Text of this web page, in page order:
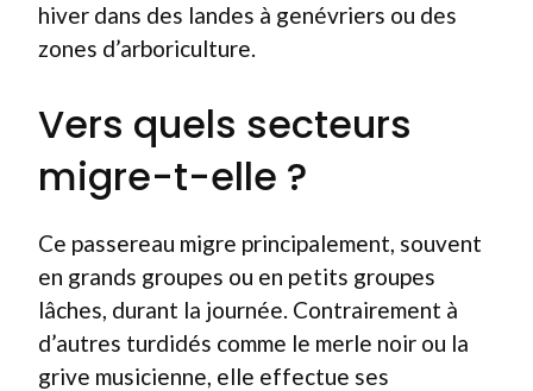
hiver dans des landes à genévriers ou des
zones d’arboriculture.
Vers quels secteurs
migre-t-elle ?
Ce passereau migre principalement, souvent
en grands groupes ou en petits groupes
lâches, durant la journée. Contrairement à
d’autres turdidés comme le merle noir ou la
grive musicienne, elle effectue ses